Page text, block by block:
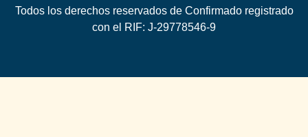
Todos los derechos reservados de Confirmado registrado
con el RIF: J-29778546-9